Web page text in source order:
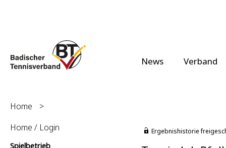
News Verband
Home
>
Home / Login
Spielbetrieb
Ergebnishistorie